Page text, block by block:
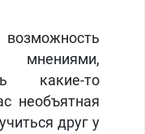
мнениями,
какие-то
необъятная
друг у